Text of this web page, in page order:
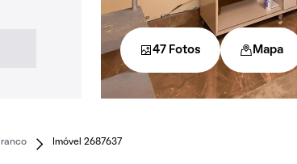
47 Fotos Mapa
Imóvel 2687637